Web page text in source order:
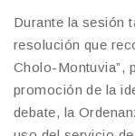
Durante la sesión
resolución que
Cholo-Montuvia”,
promoción de la
debate, la